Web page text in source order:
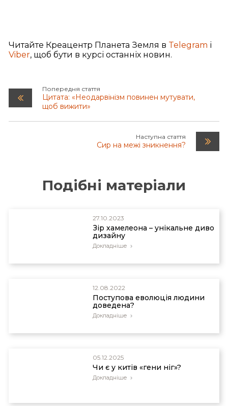
Читайте Креацентр Планета Земля в Telegram і
Viber, щоб бути в курсі останніх новин.
Попередня стаття
Цитата: «Неодарвінізм повинен мутувати,
щоб вижити»
Наступна стаття
Сир на межі зникнення?
Подібні матеріали
27.10.2023
Зір хамелеона – унікальне диво
дизайну
Докладніше
12.08.2022
Поступова еволюція людини
доведена?
Докладніше
05.12.2025
Чи є у китів «гени ніг»?
Докладніше